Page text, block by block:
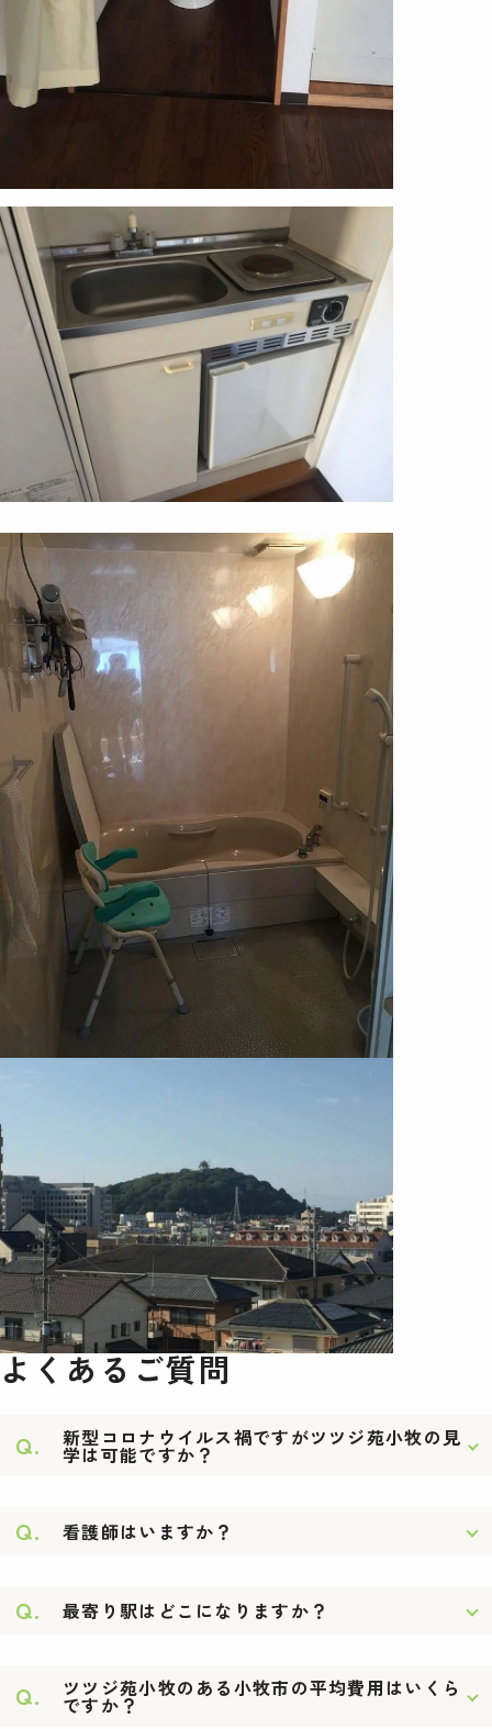
よくあるご質問
Q. 新型コロナウイルス禍ですがツツジ苑小牧の見
学は可能ですか？
Q. 看護師はいますか？
Q. 最寄り駅はどこになりますか？
Q. ツツジ苑小牧のある小牧市の平均費用はいくら
ですか？